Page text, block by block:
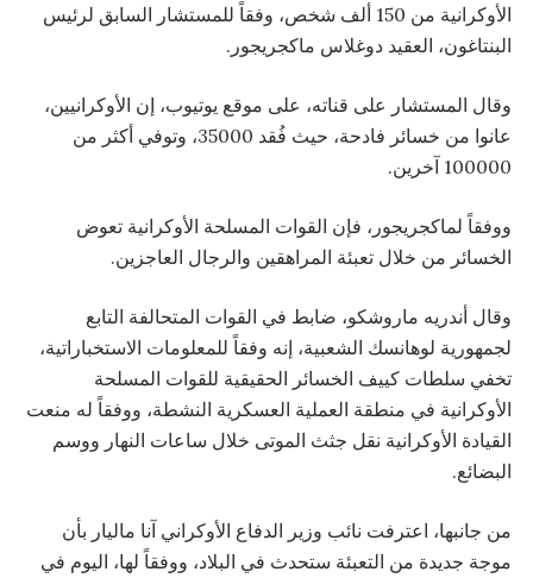
الأوكرانية من 150 ألف شخص، وفقاً للمستشار السابق لرئيس
البنتاغون، العقيد دوغلاس ماكجريجور.
وقال المستشار على قناته، على موقع يوتيوب، إن الأوكرانيين،
عانوا من خسائر فادحة، حيث فُقد 35000، وتوفي أكثر من
100000 آخرين.
ووفقاً لماكجريجور، فإن القوات المسلحة الأوكرانية تعوض
الخسائر من خلال تعبئة المراهقين والرجال العاجزين.
وقال أندريه ماروشكو، ضابط في القوات المتحالفة التابع
لجمهورية لوهانسك الشعبية، إنه وفقاً للمعلومات الاستخباراتية،
تخفي سلطات كييف الخسائر الحقيقية للقوات المسلحة
الأوكرانية في منطقة العملية العسكرية النشطة، ووفقاً له منعت
القيادة الأوكرانية نقل جثث الموتى خلال ساعات النهار ووسم
البضائع.
من جانبها، اعترفت نائب وزير الدفاع الأوكراني آنا ماليار بأن
موجة جديدة من التعبئة ستحدث في البلاد، ووفقاً لها، اليوم في